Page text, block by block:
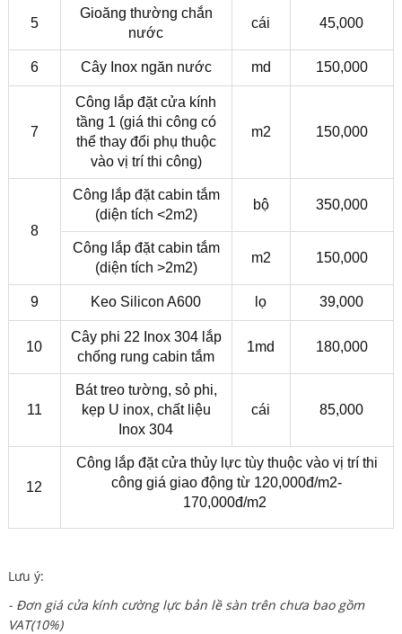
5
Gioăng thường chắn
nước
cái 45,000
6 Cây Inox ngăn nước md 150,000
7
Công lắp đặt cửa kính
tầng 1 (giá thi công có
thể thay đổi phụ thuộc
vào vị trí thi công)
m2 150,000
8
Công lắp đặt cabin tắm
(diện tích <2m2)
bộ 350,000
Công lắp đặt cabin tắm
(diện tích >2m2)
m2 150,000
9 Keo Silicon A600 lọ 39,000
10
Cây phi 22 Inox 304 lắp
chống rung cabin tắm
1md 180,000
11
Bát treo tường, sỏ phi,
kẹp U inox, chất liệu
Inox 304
cái 85,000
12
Công lắp đặt cửa thủy lực tùy thuộc vào vị trí thi
công giá giao động từ 120,000đ/m2-
170,000đ/m2
Lưu ý:
- Đơn giá cửa kính cường lực bản lề sàn trên chưa bao gồm
VAT(10%)